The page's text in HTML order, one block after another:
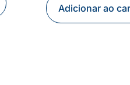
Adicionar ao